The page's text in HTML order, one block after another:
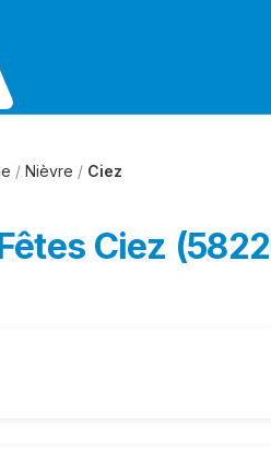
/ Nièvre / Ciez
Ciez